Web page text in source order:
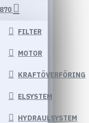
870
FILTER
MOTOR
KRAFTÖVERFÖRING
ELSYSTEM
HYDRAULSYSTEM